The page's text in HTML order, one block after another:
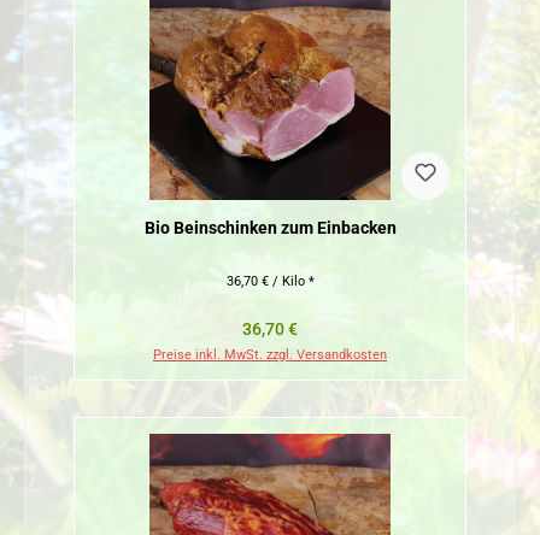
Bio Beinschinken zum Einbacken
36,70 € / Kilo *
Regulärer Preis:
36,70 €
Preise inkl. MwSt. zzgl. Versandkosten